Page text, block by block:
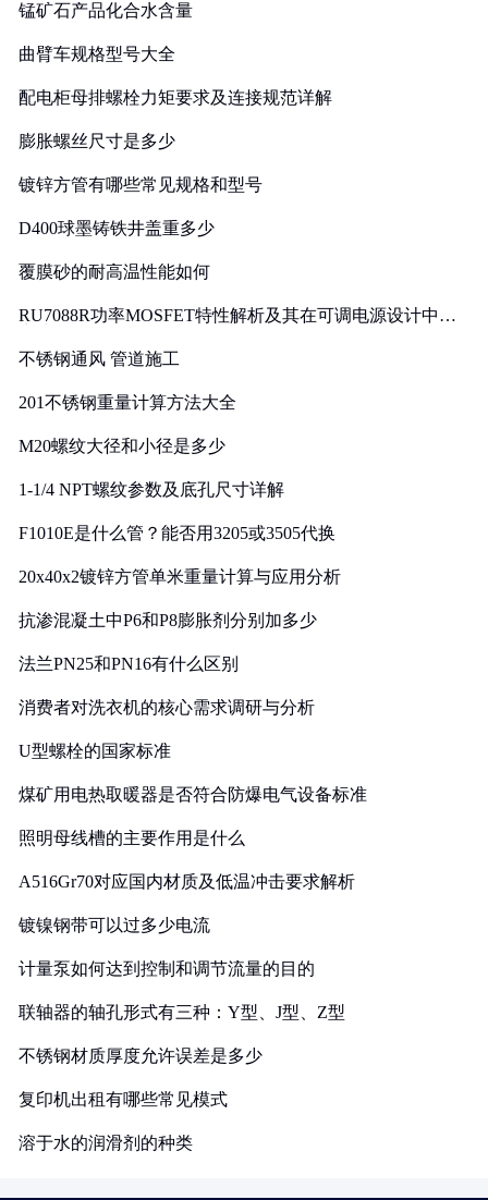
锰矿石产品化合水含量
曲臂车规格型号大全
配电柜母排螺栓力矩要求及连接规范详解
膨胀螺丝尺寸是多少
镀锌方管有哪些常见规格和型号
D400球墨铸铁井盖重多少
覆膜砂的耐高温性能如何
RU7088R功率MOSFET特性解析及其在可调电源设计中的
不锈钢通风 管道施工
201不锈钢重量计算方法大全
M20螺纹大径和小径是多少
1-1/4 NPT螺纹参数及底孔尺寸详解
F1010E是什么管？能否用3205或3505代换
20x40x2镀锌方管单米重量计算与应用分析
抗渗混凝土中P6和P8膨胀剂分别加多少
法兰PN25和PN16有什么区别
消费者对洗衣机的核心需求调研与分析
U型螺栓的国家标准
煤矿用电热取暖器是否符合防爆电气设备标准
照明母线槽的主要作用是什么
A516Gr70对应国内材质及低温冲击要求解析
镀镍钢带可以过多少电流
计量泵如何达到控制和调节流量的目的
联轴器的轴孔形式有三种：Y型、J型、Z型
不锈钢材质厚度允许误差是多少
复印机出租有哪些常见模式
溶于水的润滑剂的种类